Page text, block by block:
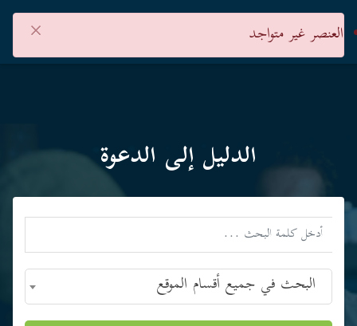
العنصر غير متواجد ×
الدليل إلى الدعوة
البحث في جميع أقسام الموقع